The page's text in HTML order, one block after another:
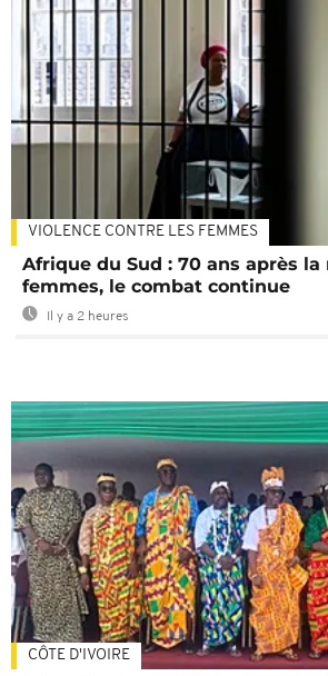
VIOLENCE CONTRE LES FEMMES
Afrique du Sud : 70 ans après la
femmes, le combat continue
Il y a 2 heures
CÔTE D'IVOIRE